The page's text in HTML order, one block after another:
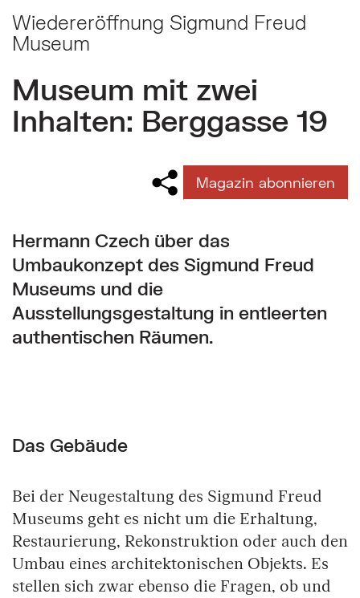
Wiedereröffnung Sigmund Freud
Museum
Museum mit zwei
Inhalten: Berggasse 19
Magazin abonnieren
Hermann Czech über das
Umbaukonzept des Sigmund Freud
Museums und die
Ausstellungsgestaltung in entleerten
authentischen Räumen.
Das Gebäude
Bei der Neugestaltung des Sigmund Freud
Museums geht es nicht um die Erhaltung,
Restaurierung, Rekonstruktion oder auch den
Umbau eines architektonischen Objekts. Es
stellen sich zwar ebenso die Fragen, ob und